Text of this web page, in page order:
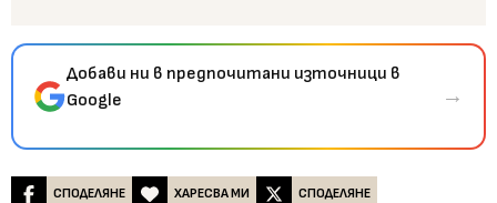
Добави ни в предпочитани източници в
Google
→
СПОДЕЛЯНЕ ХАРЕСВА МИ СПОДЕЛЯНЕ